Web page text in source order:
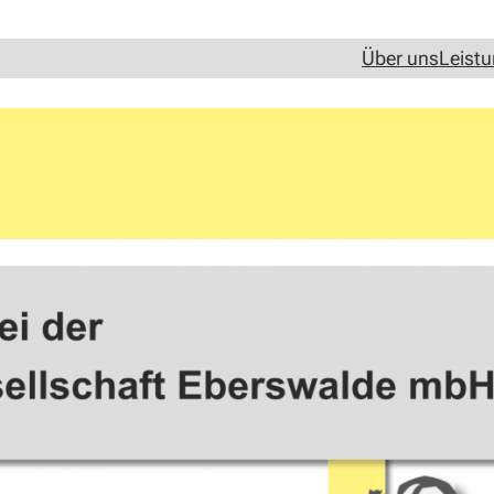
Über uns